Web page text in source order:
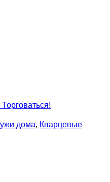
Торговаться!
дома, Кварцевые